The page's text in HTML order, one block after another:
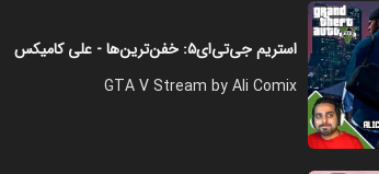
استریم جی‌تی‌ای۵: خفن‌ترین‌ها - علی کامیکس
GTA V Stream by Ali Comix